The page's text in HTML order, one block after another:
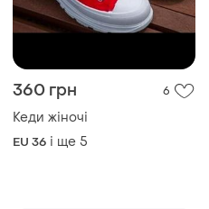
360 грн 6
Кеди жіночі
EU 36 і ще 5